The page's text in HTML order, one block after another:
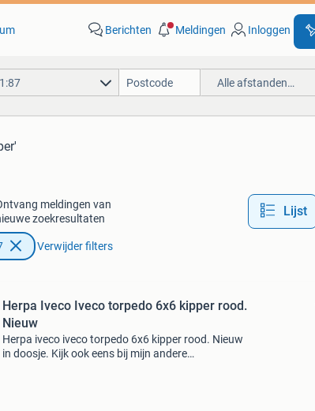
Berichten Meldingen Inloggen
Alle afstanden…
meldingen van
zoekresultaten
Lijst
Verwijder filters
Herpa Iveco Iveco torpedo 6x6 kipper rood.
Nieuw
Herpa iveco iveco torpedo 6x6 kipper rood. Nieuw
in doosje. Kijk ook eens bij mijn andere